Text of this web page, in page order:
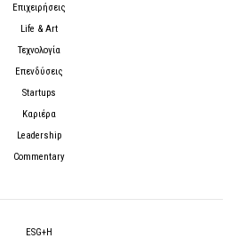
Επιχειρήσεις
Life & Art
Τεχνολογία
Επενδύσεις
Startups
Καριέρα
Leadership
Commentary
ESG+H